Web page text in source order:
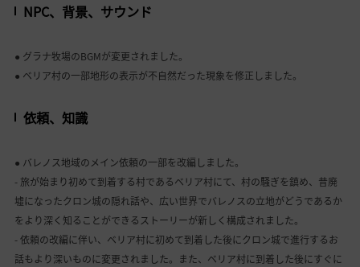
NPC、背景、サウンド
● グラナ牧場のBGMが変更されました。
● ベリア村の一部地形の表示が不自然だった現象を修正しました。
依頼、知識
● バレノス地域のメイン依頼の一部を改編しました。
- 旅が始まり初めて到着する村であるベリア村にて、村の騒ぎを鎮め、昔廃
墟になったクロン城の隠れ話や、広い世界でバレノスの立地がどうであるか
をより深く知ることができるストーリーが新しく構成されました。
- 依頼の改編に伴い、ベリア村に初めて到着した後にクロン城で進行するお
話もより深いものに変更されました。また、ベリア村に到着した後にすぐに